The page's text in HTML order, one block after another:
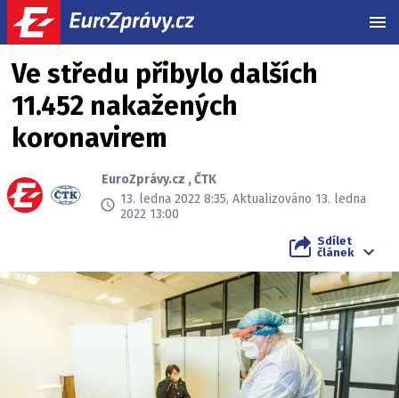
Ve středu přibylo dalších
11.452 nakažených
koronavirem
EuroZprávy.cz ,ČTK
13. ledna 2022 8:35, Aktualizováno 13. ledna
2022 13:00
Sdílet
článek